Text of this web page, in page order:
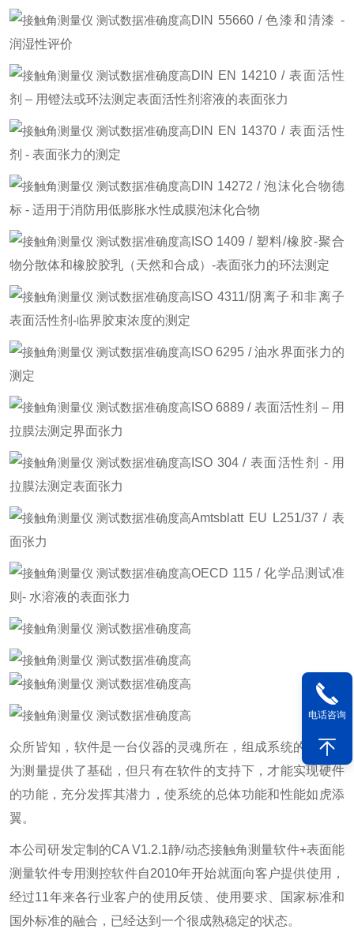
DIN 55660 / 色漆和清漆 -
润湿性评价
DIN EN 14210 / 表面活性
剂 – 用镫法或环法测定表面活性剂溶液的表面张力
DIN EN 14370 / 表面活性
剂 - 表面张力的测定
DIN 14272 / 泡沫化合物德
标 - 适用于消防用低膨胀水性成膜泡沫化合物
ISO 1409 / 塑料/橡胶-聚合
物分散体和橡胶胶乳（天然和合成）-表面张力的环法测定
ISO 4311/阴离子和非离子
表面活性剂-临界胶束浓度的测定
ISO 6295 / 油水界面张力的
测定
ISO 6889 / 表面活性剂 – 用
拉膜法测定界面张力
ISO 304 / 表面活性剂 - 用
拉膜法测定表面张力
Amtsblatt EU L251/37 / 表
面张力
OECD 115 / 化学品测试准
则- 水溶液的表面张力
众所皆知，软件是一台仪器的灵魂所在，组成系统的硬件虽
为测量提供了基础，但只有在软件的支持下，才能实现硬件
的功能，充分发挥其潜力，使系统的总体功能和性能如虎添
翼。
本公司研发定制的CA V1.2.1静/动态接触角测量软件+表面能
测量软件专用测控软件自2010年开始就面向客户提供使用，
经过11年来各行业客户的使用反馈、使用要求、国家标准和
国外标准的融合，已经达到一个很成熟稳定的状态。
电话咨询